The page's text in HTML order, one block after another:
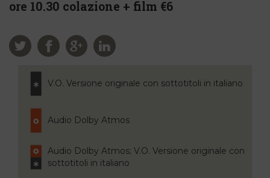
ore 10.30 colazione + film €6
V.O. Versione originale con sottotitoli in italiano
Audio Dolby Atmos
Audio Dolby Atmos; V.O. Versione originale con
sottotitoli in italiano